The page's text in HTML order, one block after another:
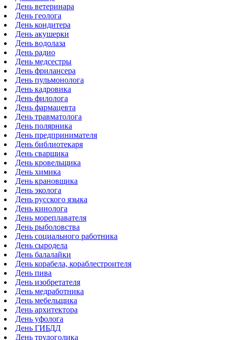
День ветеринара
День геолога
День кондитера
День акушерки
День водолаза
День радио
День медсестры
День фрилансера
День пульмонолога
День кадровика
День филолога
День фармацевта
День травматолога
День полярника
День предпринимателя
День библиотекаря
День сварщика
День кровельщика
День химика
День крановщика
День эколога
День русского языка
День кинолога
День мореплавателя
День рыболовства
День социального работника
День сыродела
День балалайки
День корабела, кораблестроителя
День пива
День изобретателя
День медработника
День мебельщика
День архитектора
День уфолога
День ГИБДД
День трудоголика